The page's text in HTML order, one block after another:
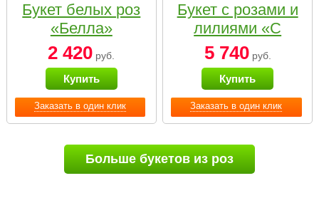
Заказать в один клик
Букет белых роз
«Белла»
2 420 руб.
Купить
Заказать в один клик
Букет с розами и
лилиями «С
наилучшими
пожеланиями»
5 740руб.
Купить
Больше букетов из роз